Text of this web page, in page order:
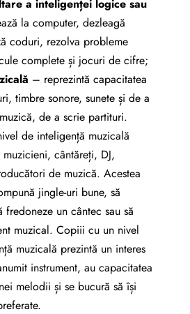
a inteligenței logice sau
la computer, dezleagă
coduri, rezolva probleme
complete și jocuri de cifre;
ă – reprezintă capacitatea
timbre sonore, sunete și de a
de a scrie partituri.
de inteligență muzicală
cântăreți, DJ,
de muzică. Acestea
jingle-uri bune, să
un cântec sau să
muzical. Copiii cu un nivel
muzicală prezintă un interes
instrument, au capacitatea
melodii și se bucură să își